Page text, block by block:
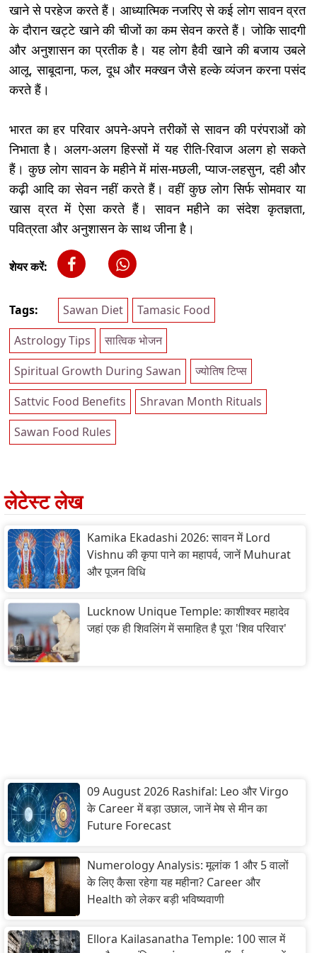
खाने से परहेज करते हैं। आध्यात्मिक नजरिए से कई लोग सावन व्रत
के दौरान खट्टे खाने की चीजों का कम सेवन करते हैं। जोकि सादगी
और अनुशासन का प्रतीक है। यह लोग हैवी खाने की बजाय उबले
आलू, साबूदाना, फल, दूध और मक्खन जैसे हल्के व्यंजन करना पसंद
करते हैं।
भारत का हर परिवार अपने-अपने तरीकों से सावन की परंपराओं को
निभाता है। अलग-अलग हिस्सों में यह रीति-रिवाज अलग हो सकते
हैं। कुछ लोग सावन के महीने में मांस-मछली, प्याज-लहसुन, दही और
कढ़ी आदि का सेवन नहीं करते हैं। वहीं कुछ लोग सिर्फ सोमवार या
खास व्रत में ऐसा करते हैं। सावन महीने का संदेश कृतज्ञता,
पवित्रता और अनुशासन के साथ जीना है।
शेयर करें:
Tags: Sawan Diet
Tamasic Food
Astrology Tips
सात्विक भोजन
Spiritual Growth During Sawan
ज्योतिष टिप्स
Sattvic Food Benefits
Shravan Month Rituals
Sawan Food Rules
लेटेस्ट लेख
Kamika Ekadashi 2026: सावन में Lord
Vishnu की कृपा पाने का महापर्व, जानें Muhurat
और पूजन विधि
Lucknow Unique Temple: काशीश्वर महादेव
जहां एक ही शिवलिंग में समाहित है पूरा 'शिव परिवार'
09 August 2026 Rashifal: Leo और Virgo
के Career में बड़ा उछाल, जानें मेष से मीन का
Future Forecast
Numerology Analysis: मूलांक 1 और 5 वालों
के लिए कैसा रहेगा यह महीना? Career और
Health को लेकर बड़ी भविष्यवाणी
Ellora Kailasanatha Temple: 100 साल में